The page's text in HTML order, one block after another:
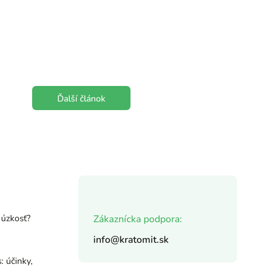
Ďalší článok
Zákaznícka podpora:
info@kratomit.sk
účinky,